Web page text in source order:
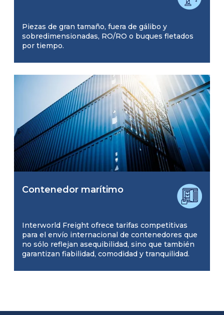
Piezas de gran tamaño, fuera de gálibo y
sobredimensionadas, RO/RO o buques fletados
por tiempo.
Contenedor marítimo
Interworld Freight ofrece tarifas competitivas
para el envío internacional de contenedores que
no sólo reflejan asequibilidad, sino que también
garantizan fiabilidad, comodidad y tranquilidad.